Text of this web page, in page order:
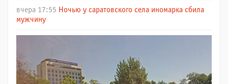
вчера 17:55 Ночью у саратовского села иномарка сбила
мужчину